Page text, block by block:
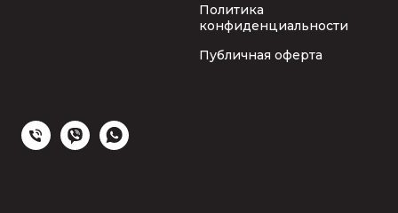
Политика
конфиденциальности
Публичная оферта